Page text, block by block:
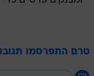
טרם התפרסמו